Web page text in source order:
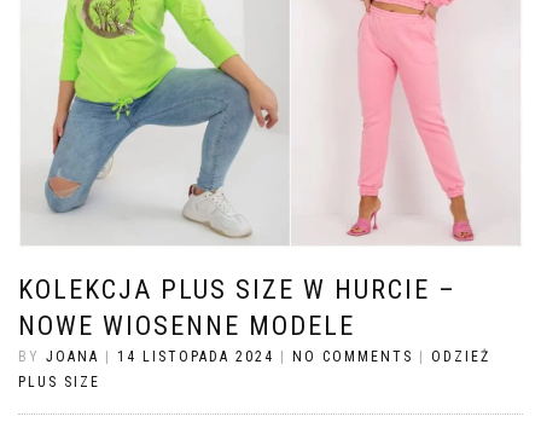
KOLEKCJA PLUS SIZE W HURCIE –
NOWE WIOSENNE MODELE
BY JOANA 14 LISTOPADA 2024 NO COMMENTS
ODZIEŻ
PLUS SIZE